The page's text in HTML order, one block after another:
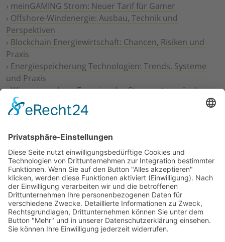
› meinGAMING Strom: Neuer Tarif für Gamer
› Offshore-Windenergie: Ausbau, Technik und
Perspektiven
› Blockchain Energiewirtschaft: Chancen, Risiken und
Praxis
› Energiespeicherung Technologien: Trends, Systeme
und Praxis
›Wie erneuerbare Energien das Stromnetz verändern
Digitalisierung Energiewirtschaft: Effizienz, Netze und
Prozesse
Geschäftsmodelle
›Vorstandswechsel Westenergie: Böddeling übernimmt
befristet
›Wasserstoff-Hochlauf: Dialog, Infrastruktur und
konkrete Schritte
›Solaranlage Regenbogenfarben: FC St. Pauli und
LichtBlick installieren erste weltweite Anlage
Jetzt an der STUDIE360 teilnehmen